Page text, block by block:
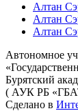
Алтан
Алтан
Алтан
Автономное
Бурятский
( АУК РБ
Сделано в